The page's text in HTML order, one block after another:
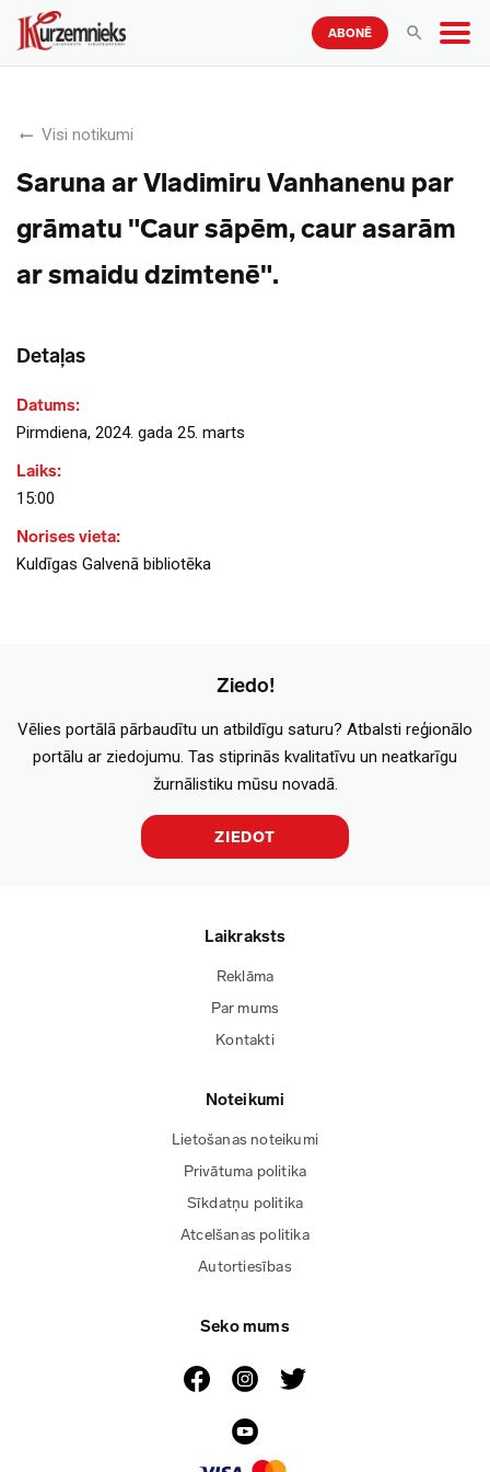
ABONĒ
Visi notikumi
Saruna ar Vladimiru Vanhanenu par
grāmatu "Caur sāpēm, caur asarām
ar smaidu dzimtenē".
Detaļas
Datums:
Pirmdiena, 2024. gada 25. marts
Laiks:
15:00
Norises vieta:
Kuldīgas Galvenā bibliotēka
Ziedo!
Vēlies portālā pārbaudītu un atbildīgu saturu? Atbalsti reģionālo
portālu ar ziedojumu. Tas stiprinās kvalitatīvu un neatkarīgu
žurnālistiku mūsu novadā.
ZIEDOT
Laikraksts
Reklāma
Par mums
Kontakti
Noteikumi
Lietošanas noteikumi
Privātuma politika
Sīkdatņu politika
Atcelšanas politika
Autortiesības
Seko mums